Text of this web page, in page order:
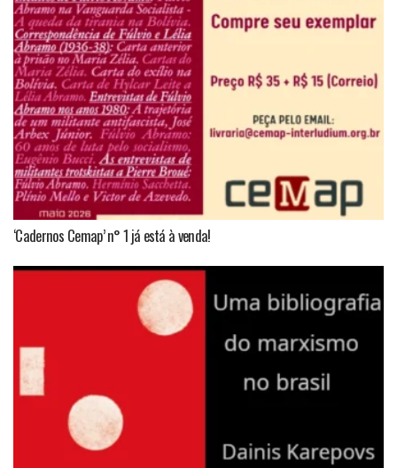
‘Cadernos Cemap’ n° 1 já está à venda!